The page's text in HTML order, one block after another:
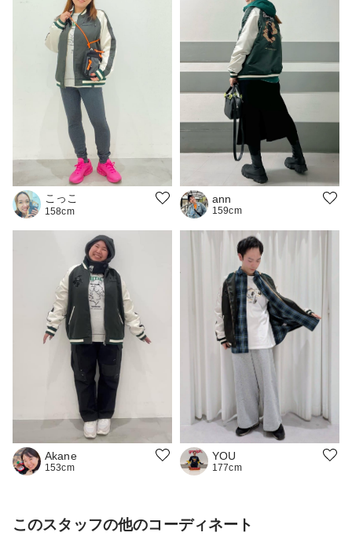
こっこ
158cm
ann
159cm
Akane
153cm
YOU
177cm
このスタッフの他のコーディネート